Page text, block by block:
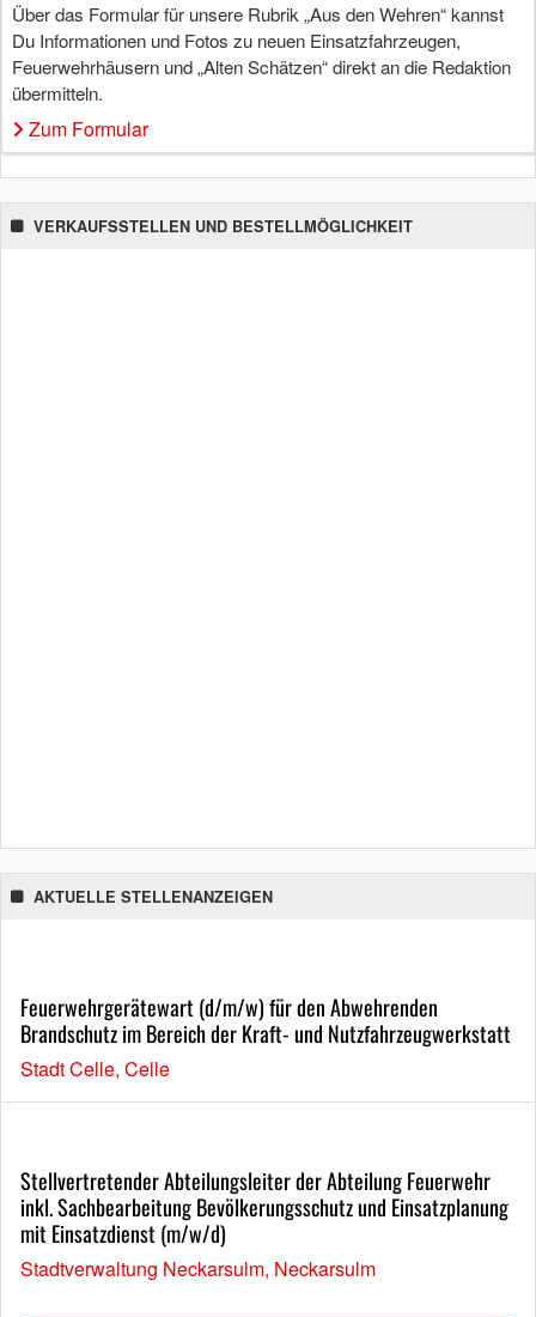
Über das Formular für unsere Rubrik „Aus den Wehren“ kannst
Du Informationen und Fotos zu neuen Einsatzfahrzeugen,
Feuerwehrhäusern und „Alten Schätzen“ direkt an die Redaktion
übermitteln.
Zum Formular
VERKAUFSSTELLEN UND BESTELLMÖGLICHKEIT
AKTUELLE STELLENANZEIGEN
Feuerwehrgerätewart (d/m/w) für den Abwehrenden
Brandschutz im Bereich der Kraft- und Nutzfahrzeugwerkstatt
Stadt Celle, Celle
Stellvertretender Abteilungsleiter der Abteilung Feuerwehr
inkl. Sachbearbeitung Bevölkerungsschutz und Einsatzplanung
mit Einsatzdienst (m/w/d)
Stadtverwaltung Neckarsulm, Neckarsulm